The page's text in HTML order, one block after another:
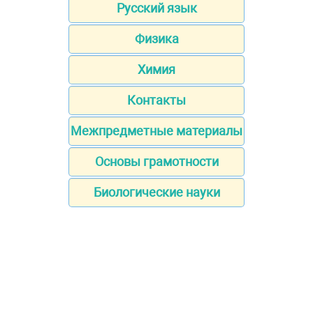
Русский язык
Физика
Химия
Контакты
Межпредметные материалы
Основы грамотности
Биологические науки